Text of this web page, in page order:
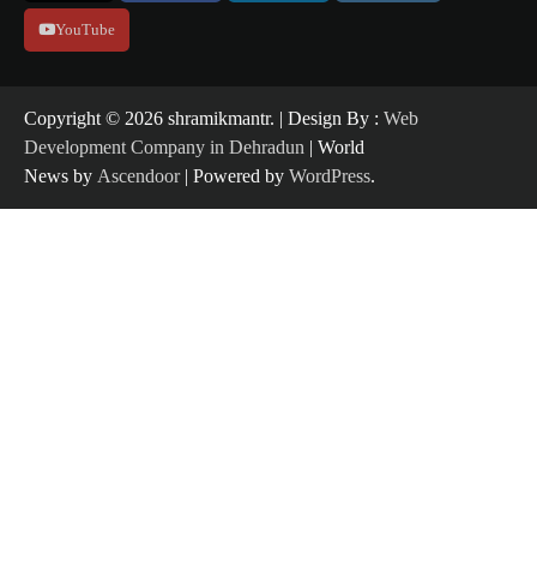
YouTube
Copyright ©️ 2026 shramikmantr. | Design By : Web
Development Company in Dehradun | World
News by Ascendoor| Powered by WordPress.